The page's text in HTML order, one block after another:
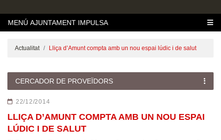
MENÚ AJUNTAMENT IMPULSA
Actualitat Lliça d’Amunt compta amb un nou espai lúdic i de salut
CERCADOR DE PROVEÏDORS
22/12/2014
LLIÇA D’AMUNT COMPTA AMB UN NOU ESPAI
LÚDIC I DE SALUT